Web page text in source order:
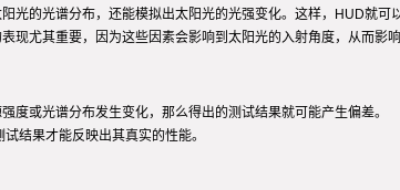
的光谱分布，还能模拟出太阳光的光强变化。这样，HUD就可
尤其重要，因为这些因素会影响到太阳光的入射角度，从而影
或光谱分布发生变化，那么得出的测试结果就可能产生偏差。
结果才能反映出其真实的性能。